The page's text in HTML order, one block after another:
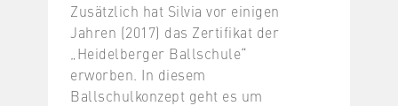
Zusätzlich hat Silvia vor einigen
Jahren (2017) das Zertifikat der
„Heidelberger Ballschule“
erworben. In diesem
Ballschulkonzept geht es um